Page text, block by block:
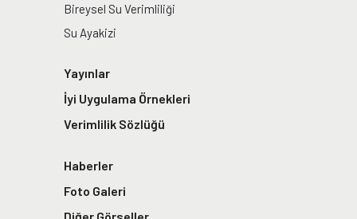
Bireysel Su Verimliliği
Su Ayakizi
Yayınlar
İyi Uygulama Örnekleri
Verimlilik Sözlüğü
Haberler
Foto Galeri
Diğer Görseller